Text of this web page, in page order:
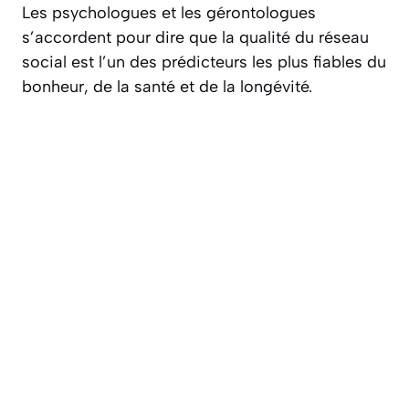
Les psychologues et les gérontologues
s’accordent pour dire que la qualité du réseau
social est l’un des prédicteurs les plus fiables du
bonheur, de la santé et de la longévité.